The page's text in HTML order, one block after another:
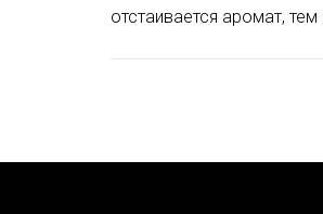
отстаивается аромат,